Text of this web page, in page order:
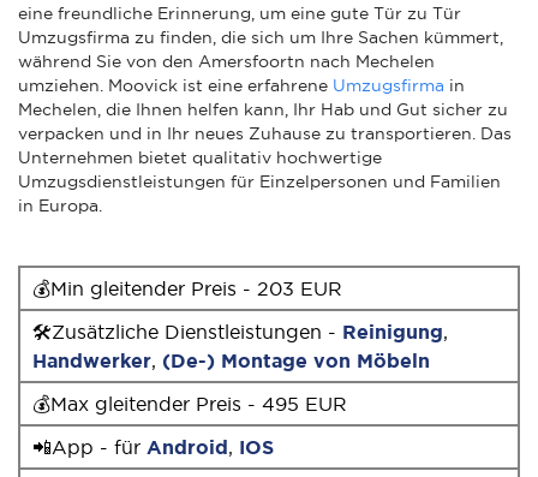
eine freundliche Erinnerung, um eine gute Tür zu Tür
Umzugsfirma zu finden, die sich um Ihre Sachen kümmert,
während Sie von den Amersfoortn nach Mechelen
umziehen. Moovick ist eine erfahrene Umzugsfirma in
Mechelen, die Ihnen helfen kann, Ihr Hab und Gut sicher zu
verpacken und in Ihr neues Zuhause zu transportieren. Das
Unternehmen bietet qualitativ hochwertige
Umzugsdienstleistungen für Einzelpersonen und Familien
in Europa.
💰Min gleitender Preis - 203 EUR
🛠Zusätzliche Dienstleistungen - Reinigung,
Handwerker, (De-) Montage von Möbeln
💰Max gleitender Preis - 495 EUR
📲App - für Android, IOS